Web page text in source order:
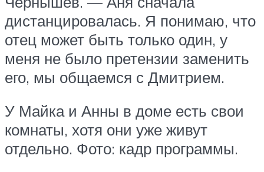
дистанцировалась. Я понимаю, что
отец может быть только один, у
меня не было претензии заменить
его, мы общаемся с Дмитрием.
У Майка и Анны в доме есть свои
комнаты, хотя они уже живут
отдельно. Фото: кадр программы.